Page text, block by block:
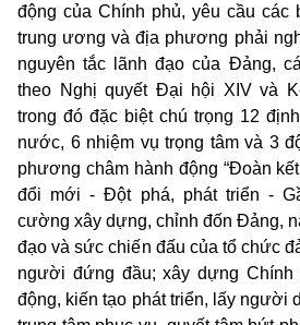
động của Chính phủ, yêu cầu các
trung ương và địa phương phải
nguyên tắc lãnh đạo của Đảng,
theo Nghị quyết Đại hội XIV và
trong đó đặc biệt chú trọng 12
nước, 6 nhiệm vụ trọng tâm và 3
phương châm hành động “Đoàn
đổi mới - Đột phá, phát triển -
cường xây dựng, chỉnh đốn Đảng,
đạo và sức chiến đấu của tổ chức
người đứng đầu; xây dựng Chính
động, kiến tạo phát triển, lấy người